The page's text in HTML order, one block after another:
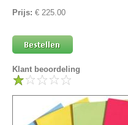
Prijs: € 225.00
Klant beoordeling